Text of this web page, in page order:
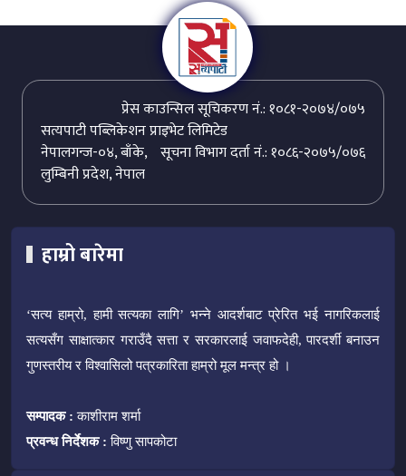
प्रेस काउन्सिल सूचिकरण नं.: १०८१-२०७४/०७५
सत्यपाटी पब्लिकेशन प्राइभेट लिमिटेड
सूचना विभाग दर्ता नं.: १०८६-२०७५/०७६
नेपालगन्ज-०४, बाँके,
लुम्बिनी प्रदेश, नेपाल
हाम्रो बारेमा
‘सत्य हाम्रो, हामी सत्यका लागि’ भन्ने आदर्शबाट प्रेरित भई नागरिकलाई
सत्यसँग साक्षात्कार गराउँदै सत्ता र सरकारलाई जवाफदेही, पारदर्शी बनाउन
गुणस्तरीय र विश्वासिलो पत्रकारिता हाम्रो मूल मन्त्र हो ।
सम्पादक : काशीराम शर्मा
प्रवन्ध निर्देशक : विष्णु सापकोटा